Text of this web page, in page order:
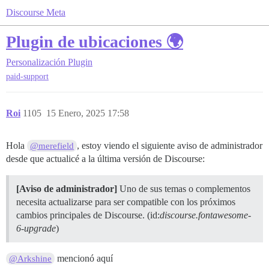
Discourse Meta
Plugin de ubicaciones 🌍
Personalización Plugin
paid-support
Roi 15 Enero, 2025 17:58
1105
Hola @merefield , estoy viendo el siguiente aviso de administrador
desde que actualicé a la última versión de Discourse:
[Aviso de administrador] Uno de sus temas o complementos
necesita actualizarse para ser compatible con los próximos
cambios principales de Discourse. (id:discourse.fontawesome-
6-upgrade)
@Arkshine mencionó aquí